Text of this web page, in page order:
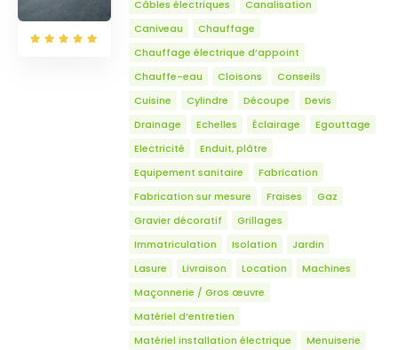
Câbles électriques
Canalisation
Caniveau
Chauffage
Chauffage électrique d’appoint
Chauffe-eau
Cloisons
Conseils
Cuisine
Cylindre Découpe
Devis
Drainage
Echelles Éclairage
Egouttage
Electricité
Enduit, plâtre
Equipement sanitaire
Fabrication
Fabrication sur mesure
Fraises
Gaz
Gravier décoratif
Grillages
Immatriculation
Isolation
Jardin
Lasure
Livraison Location
Machines
Maçonnerie / Gros œuvre
Matériel d’entretien
Matériel installation électrique
Menuiserie